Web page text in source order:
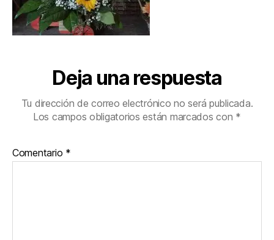
Deja una respuesta
Tu dirección de correo electrónico no será publicada.
Los campos obligatorios están marcados con *
Comentario *